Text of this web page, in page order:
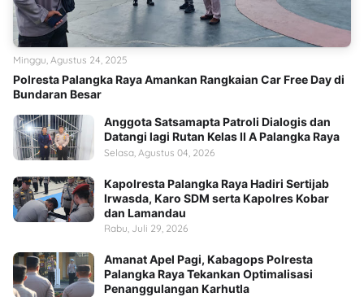
Polresta Palangka Raya Amankan Rangkaian Car Free Day di
Bundaran Besar
Minggu, Agustus 24, 2025
Anggota Satsamapta Patroli Dialogis dan
Datangi lagi Rutan Kelas II A Palangka Raya
Selasa, Agustus 04, 2026
Kapolresta Palangka Raya Hadiri Sertijab
Irwasda, Karo SDM serta Kapolres Kobar
dan Lamandau
Rabu, Juli 29, 2026
Amanat Apel Pagi, Kabagops Polresta
Palangka Raya Tekankan Optimalisasi
Penanggulangan Karhutla